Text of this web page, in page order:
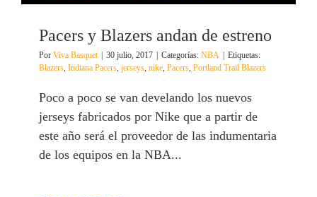
Pacers y Blazers andan de estreno
Por Viva Basquet 30 julio, 2017 Categorías: NBA
Etiquetas:
Blazers, Indiana Pacers, jerseys, nike, Pacers, Portland Trail Blazers
Poco a poco se van develando los nuevos
jerseys fabricados por Nike que a partir de
este año será el proveedor de las indumentaria
de los equipos en la NBA...